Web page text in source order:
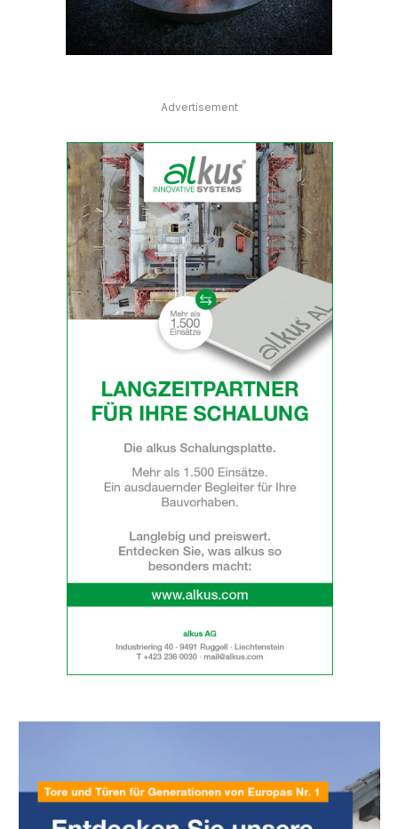
Advertisement